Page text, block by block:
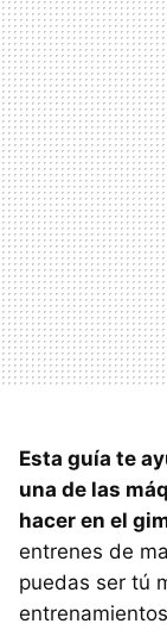
Esta guía te
una de las
hacer en el
entrenes de
puedas ser tú